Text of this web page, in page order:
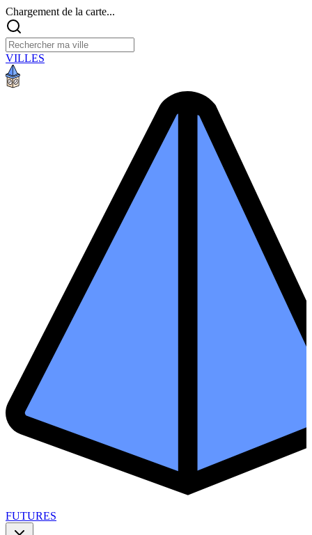
Chargement de la carte...
VILLES
FUTURES